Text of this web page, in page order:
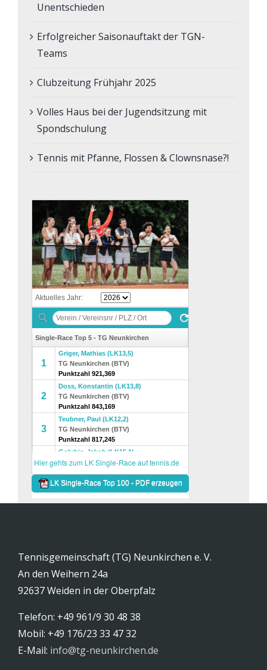
Unentschieden
Erfolgreicher Saisonauftakt der TGN-
Teams
Clubzeitung Frühjahr 2025
Volles Haus bei der Jugendsitzung mit
Spondschulung
Tennis mit Pfanne, Flossen & Clownsnase?!
Tennisgemeinschaft (TG) Neunkirchen e. V.
An den Weihern 24a
92637 Weiden in der Oberpfalz
Telefon: +49 961/9 30 48 38
Mobil: +49 176/23 33 47 32
E-Mail: info@tg-neunkirchen.de